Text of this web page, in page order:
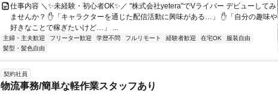
仕事内容 ＼✨未経験・初心者OK✨／ "株式会社yetera"でVライバー デビューしてみ
ませんか？ ✋「キャラクターを通じた配信活動に興味がある…」 ✋「自分の趣味や
好きなことで稼ぎたいけど…」 ...
主婦・主夫歓迎 フリーター歓迎 学歴不問 フルリモート 経験者歓迎 在宅OK
服装自由
髪型・髪色自由
契約社員
物流事務/簡単な軽作業スタッフあり